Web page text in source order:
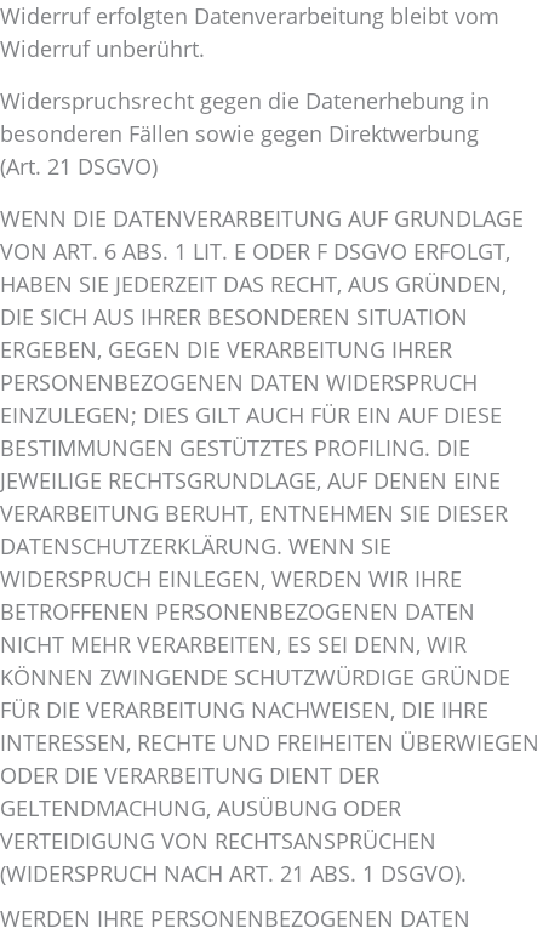
Widerruf erfolgten Datenverarbeitung bleibt vom
Widerruf unberührt.
Widerspruchsrecht gegen die Datenerhebung in
besonderen Fällen sowie gegen Direktwerbung
(Art. 21 DSGVO)
WENN DIE DATENVERARBEITUNG AUF GRUNDLAGE
VON ART. 6 ABS. 1 LIT. E ODER F DSGVO ERFOLGT,
HABEN SIE JEDERZEIT DAS RECHT, AUS GRÜNDEN,
DIE SICH AUS IHRER BESONDEREN SITUATION
ERGEBEN, GEGEN DIE VERARBEITUNG IHRER
PERSONENBEZOGENEN DATEN WIDERSPRUCH
EINZULEGEN; DIES GILT AUCH FÜR EIN AUF DIESE
BESTIMMUNGEN GESTÜTZTES PROFILING. DIE
JEWEILIGE RECHTSGRUNDLAGE, AUF DENEN EINE
VERARBEITUNG BERUHT, ENTNEHMEN SIE DIESER
DATENSCHUTZERKLÄRUNG. WENN SIE
WIDERSPRUCH EINLEGEN, WERDEN WIR IHRE
BETROFFENEN PERSONENBEZOGENEN DATEN
NICHT MEHR VERARBEITEN, ES SEI DENN, WIR
KÖNNEN ZWINGENDE SCHUTZWÜRDIGE GRÜNDE
FÜR DIE VERARBEITUNG NACHWEISEN, DIE IHRE
INTERESSEN, RECHTE UND FREIHEITEN ÜBERWIEGEN
ODER DIE VERARBEITUNG DIENT DER
GELTENDMACHUNG, AUSÜBUNG ODER
VERTEIDIGUNG VON RECHTSANSPRÜCHEN
(WIDERSPRUCH NACH ART. 21 ABS. 1 DSGVO).
WERDEN IHRE PERSONENBEZOGENEN DATEN